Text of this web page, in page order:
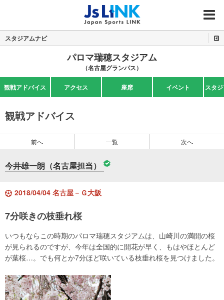
MENU
スタジアムナビ
パロマ瑞穂スタジアム
（名古屋グランパス）
観戦アドバイス アクセス 座席 イベント スタ
観戦アドバイス
前へ 一覧 次へ
今井雄一朗（名古屋担当）
2018/04/04 名古屋－Ｇ大阪
7分咲きの枝垂れ桜
いつもならこの時期のパロマ瑞穂スタジアムは、山崎川の満開の桜
が見られるのですが、今年は全国的に開花が早く、もはやほとんど
が葉桜…。でも何とか7分ほど咲いている枝垂れ桜を見つけました。